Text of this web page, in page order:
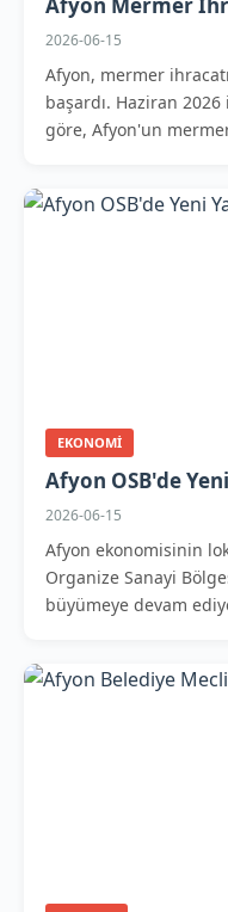
2026-06-15
Afyon, mermer
başardı. Haziran 2026
göre, Afyon'un
EKONOMI
Afyon OSB'de
2026-06-15
Afyon ekonomisinin
Organize Sanayi
büyümeye devam